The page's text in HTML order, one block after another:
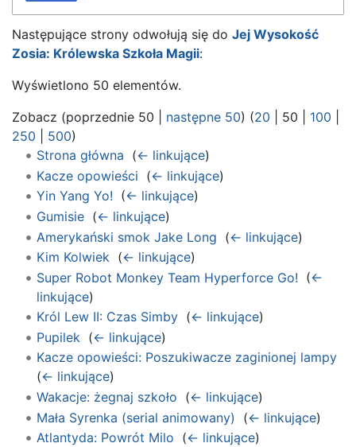
Następujące strony odwołują się do Jej Wysokość
Zosia: Królewska Szkoła Magii:
Wyświetlono 50 elementów.
Zobacz (poprzednie 50 następne 50) (20 50 100
250
500)
Strona główna (← linkujące)
Kacze opowieści (← linkujące)
Yin Yang Yo! (← linkujące)
Gumisie‎ (← linkujące)
Amerykański smok Jake Long (← linkujące)
Kim Kolwiek‎ (← linkujące)
Super Robot Monkey Team Hyperforce Go! (←
linkujące)
Król Lew II: Czas Simby‎ (← linkujące)
Pupilek (← linkujące)
Kacze opowieści: Poszukiwacze zaginionej lampy‎
(← linkujące)
Wakacje: żegnaj szkoło (← linkujące)
Mała Syrenka (serial animowany)
(← linkujące)
Atlantyda: Powrót Milo (← linkujące)